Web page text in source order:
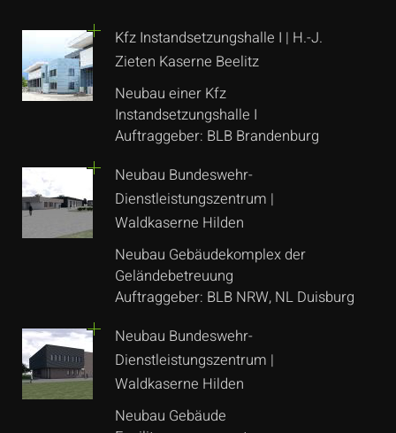
Kfz Instandsetzungshalle I | H.-J.
Zieten Kaserne Beelitz
Neubau einer Kfz
Instandsetzungshalle I
Auftraggeber: BLB Brandenburg
Neubau Bundeswehr-
Dienstleistungszentrum |
Waldkaserne Hilden
Neubau Gebäudekomplex der
Geländebetreuung
Auftraggeber: BLB NRW, NL Duisburg
Neubau Bundeswehr-
Dienstleistungszentrum |
Waldkaserne Hilden
Neubau Gebäude